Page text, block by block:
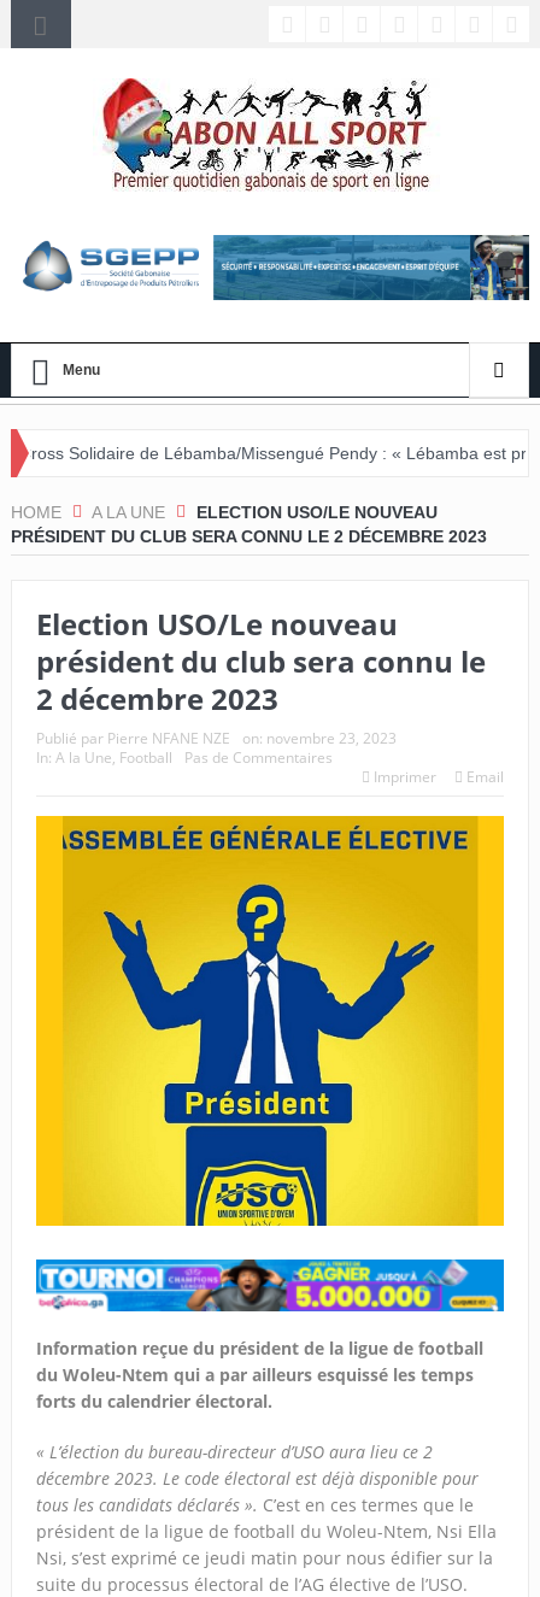
Menu
de Lébamba/Missengué Pendy : « Lébamba est prêt à accueillir
HOME A LA UNE
ELECTION USO/LE NOUVEAU
PRÉSIDENT DU CLUB SERA CONNU LE 2 DÉCEMBRE 2023
Election USO/Le nouveau
président du club sera connu le
2 décembre 2023
Publié par Pierre NFANE NZE on: novembre 23, 2023
In: A la Une, Football
Pas de Commentaires
Imprimer
Email
Information reçue du président de la ligue de football
du Woleu-Ntem qui a par ailleurs esquissé les temps
forts du calendrier électoral.
« L’élection du bureau-directeur d’USO aura lieu ce 2
décembre 2023. Le code électoral est déjà disponible pour
tous les candidats déclarés ». C’est en ces termes que le
président de la ligue de football du Woleu-Ntem, Nsi Ella
Nsi, s’est exprimé ce jeudi matin pour nous édifier sur la
suite du processus électoral de l’AG élective de l’USO.